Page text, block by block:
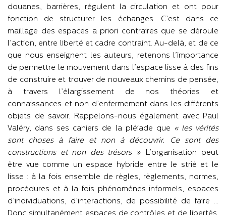
douanes, barrières, régulent la circulation et ont pour
fonction de structurer les échanges. C’est dans ce
maillage des espaces a priori contraires que se déroule
l’action, entre liberté et cadre contraint. Au-delà, et de ce
que nous enseignent les auteurs, retenons l’importance
de permettre le mouvement dans l’espace lisse à des fins
de construire et trouver de nouveaux chemins de pensée,
à travers l’élargissement de nos théories et
connaissances et non d’enfermement dans les différents
objets de savoir. Rappelons-nous également avec Paul
Valéry, dans ses cahiers de la pléiade que
« les vérités
sont choses à faire et non à découvrir. Ce sont des
constructions et non des trésors ». L’organisation peut
être vue comme un espace hybride entre le strié et le
lisse : à la fois ensemble de règles, règlements, normes,
procédures et à la fois phénomènes informels, espaces
d’individuations, d’interactions, de possibilité de faire …